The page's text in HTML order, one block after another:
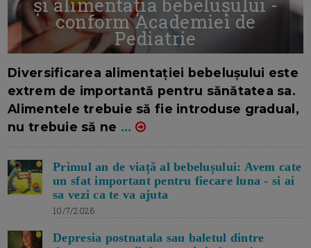
conform Academiei de
Pediatrie
Diversificarea alimentației bebelușului este
extrem de importantă pentru sănătatea sa.
Alimentele trebuie să fie introduse gradual,
nu trebuie să ne ...
Primul an de viață al bebelușului: Avem cate
un sfat important pentru fiecare luna - si ai
sa vezi ca te va ajuta
10/7/2026
Depresia postnatala sau baletul dintre